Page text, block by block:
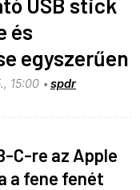
és
egyszerűen
15:00 spdr
C-re az Apple
a fene fenét